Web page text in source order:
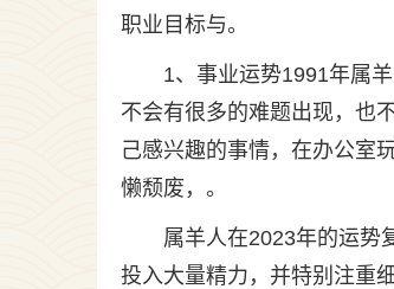
职业目标与。
1、事业运势1991年属
不会有很多的难题出现，也
己感兴趣的事情，在办公室
懒颓废，。
属羊人在2023年的运势
投入大量精力，并特别注重